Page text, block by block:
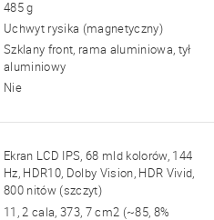
485 g
Uchwyt rysika (magnetyczny)
Szklany front, rama aluminiowa, tył
aluminiowy
Nie
Ekran LCD IPS, 68 mld kolorów, 144
Hz, HDR10, Dolby Vision, HDR Vivid,
800 nitów (szczyt)
11, 2 cala, 373, 7 cm2 (~85, 8%